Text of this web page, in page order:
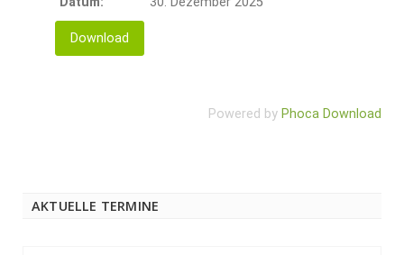
Powered by Phoca Download
AKTUELLE TERMINE